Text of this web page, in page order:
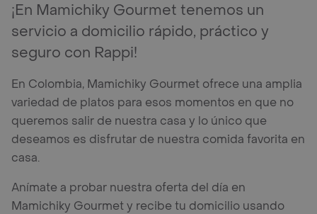
¡En Mamichiky Gourmet tenemos un
servicio a domicilio rápido, práctico y
seguro con Rappi!
En Colombia, Mamichiky Gourmet ofrece una amplia
variedad de platos para esos momentos en que no
queremos salir de nuestra casa y lo único que
deseamos es disfrutar de nuestra comida favorita en
casa.
Anímate a probar nuestra oferta del día en
Mamichiky Gourmet y recibe tu domicilio usando